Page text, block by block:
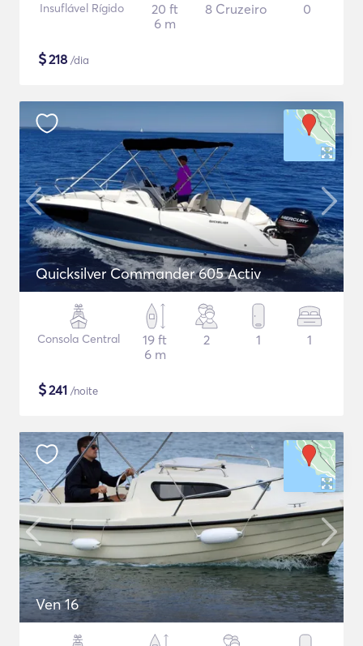
Insuflável Rígido
20 ft
6 m
8 Cruzeiro 0
$218 /dia
Quicksilver Commander 605 Activ
Consola Central
19 ft
6 m
2 1 1
$241 /noite
Ven 16